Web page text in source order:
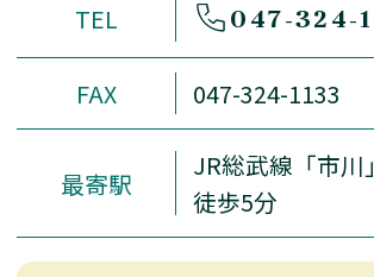
TEL 047-324-
FAX 047-324-1133
最寄駅
JR総武線「市川
徒歩5分